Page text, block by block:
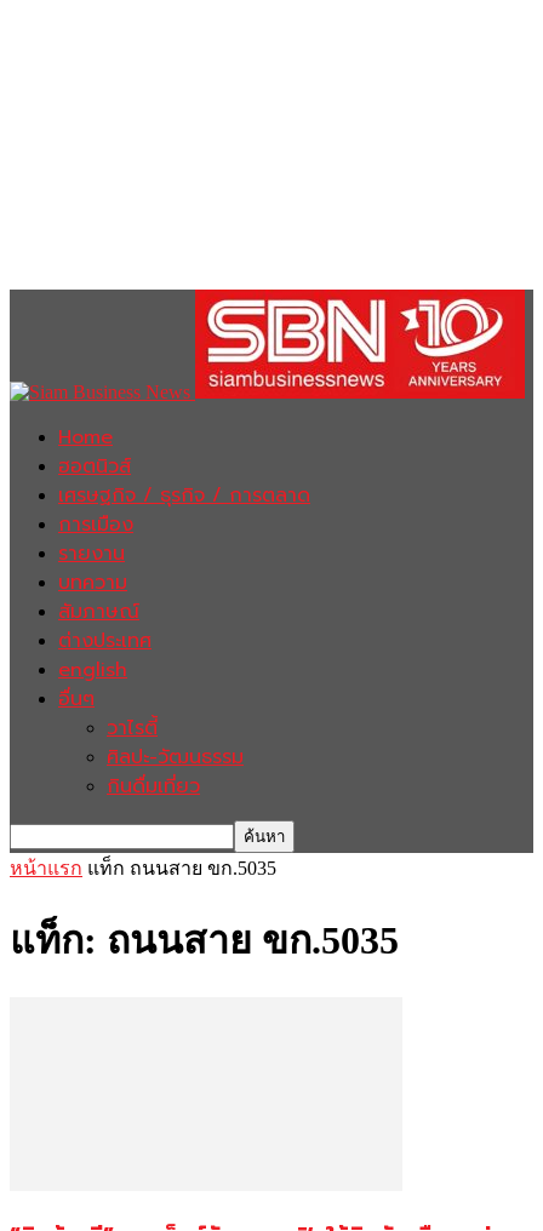
Home
ฮอตนิวส์
เศรษฐกิจ / ธุรกิจ / การตลาด
การเมือง
รายงาน
บทความ
สัมภาษณ์
ต่างประเทศ
english
อื่นๆ
วาไรตี้
ศิลปะ-วัฒนธรรม
กินดื่มเที่ยว
หน้าแรก แท็ก ถนนสาย ขก.5035
แท็ก: ถนนสาย ขก.5035